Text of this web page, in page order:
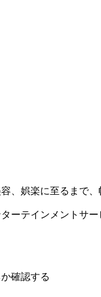
娯楽に至るまで、
ーテインメントサ
確認する